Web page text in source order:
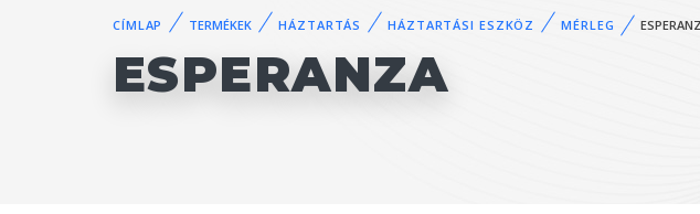
CÍMLAP TERMÉKEK HÁZTARTÁS HÁZTARTÁSI ESZKÖZ MÉRLEG
ESPERANZA